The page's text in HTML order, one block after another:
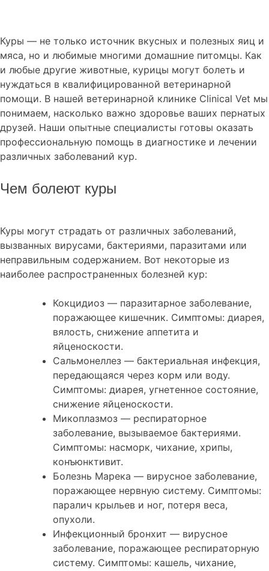
Куры — не только источник вкусных и полезных яиц и
мяса, но и любимые многими домашние питомцы. Как
и любые другие животные, курицы могут болеть и
нуждаться в квалифицированной ветеринарной
помощи. В нашей ветеринарной клинике Clinical Vet мы
понимаем, насколько важно здоровье ваших пернатых
друзей. Наши опытные специалисты готовы оказать
профессиональную помощь в диагностике и лечении
различных заболеваний кур.
Чем болеют куры
Куры могут страдать от различных заболеваний,
вызванных вирусами, бактериями, паразитами или
неправильным содержанием. Вот некоторые из
наиболее распространенных болезней кур:
Кокцидиоз — паразитарное заболевание,
поражающее кишечник. Симптомы: диарея,
вялость, снижение аппетита и
яйценоскости.
Сальмонеллез — бактериальная инфекция,
передающаяся через корм или воду.
Симптомы: диарея, угнетенное состояние,
снижение яйценоскости.
Микоплазмоз — респираторное
заболевание, вызываемое бактериями.
Симптомы: насморк, чихание, хрипы,
конъюнктивит.
Болезнь Марека — вирусное заболевание,
поражающее нервную систему. Симптомы:
паралич крыльев и ног, потеря веса,
опухоли.
Инфекционный бронхит — вирусное
заболевание, поражающее респираторную
систему. Симптомы: кашель, чихание,